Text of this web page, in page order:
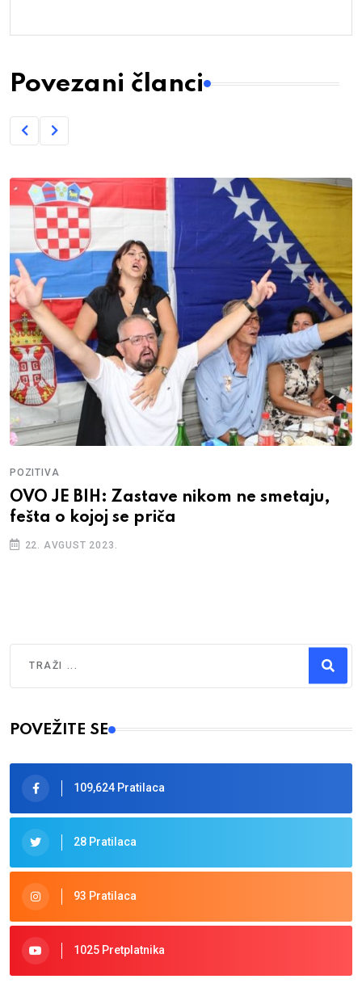
Povezani članci
POZITIVA
OVO JE BIH: Zastave nikom ne smetaju,
fešta o kojoj se priča
22. AVGUST 2023.
Type 2 or more characters for results.
POVEŽITE SE
109,624 Pratilaca
28 Pratilaca
93 Pratilaca
1025 Pretplatnika